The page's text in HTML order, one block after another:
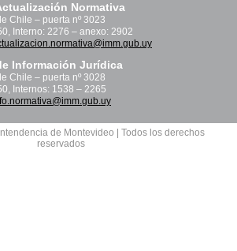
Normativa
Chile – puerta nº 3023
Interno: 2276 – anexo: 2902
Información Jurídica
Chile – puerta nº 3028
Internos: 1538 – 2265
de Montevideo | Todos los derechos
reservados